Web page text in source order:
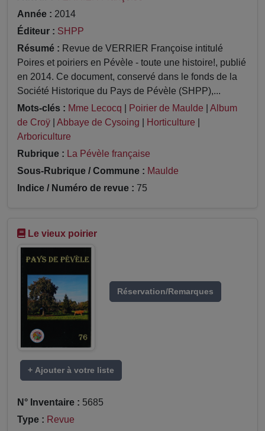
Année : 2014
Éditeur : SHPP
Résumé : Revue de VERRIER Françoise intitulé
Poires et poiriers en Pévèle - toute une histoire!, publié
en 2014. Ce document, conservé dans le fonds de la
Société Historique du Pays de Pévèle (SHPP),...
Mots-clés : Mme Lecocq Poirier de Maulde
Album
de Croÿ
Abbaye de Cysoing Horticulture
Arboriculture
Rubrique : La Pévèle française
Sous-Rubrique / Commune : Maulde
Indice / Numéro de revue : 75
Le vieux poirier
Réservation/Remarques
+ Ajouter à votre liste
N° Inventaire : 5685
Type : Revue